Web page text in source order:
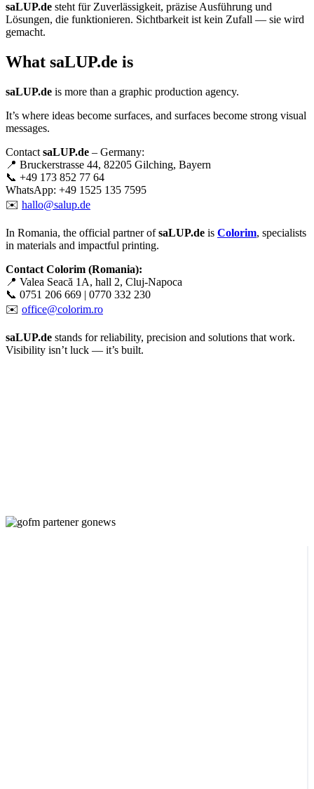
saLUP.de steht für Zuverlässigkeit, präzise Ausführung und
Lösungen, die funktionieren. Sichtbarkeit ist kein Zufall — sie wird
gemacht.
What saLUP.de is
saLUP.de is more than a graphic production agency.
It’s where ideas become surfaces, and surfaces become strong visual
messages.
Contact saLUP.de – Germany:
📍 Bruckerstrasse 44, 82205 Gilching, Bayern
📞 +49 173 852 77 64
WhatsApp: +49 1525 135 7595
✉️ hallo@salup.de
In Romania, the official partner ofsaLUP.de is Colorim, specialists
in materials and impactful printing.
Contact Colorim (Romania):
📍 Valea Seacă 1A, hall 2, Cluj-Napoca
📞 0751 206 669 | 0770 332 230
✉️ office@colorim.ro
saLUP.de stands for reliability, precision and solutions that work.
Visibility isn’t luck — it’s built.